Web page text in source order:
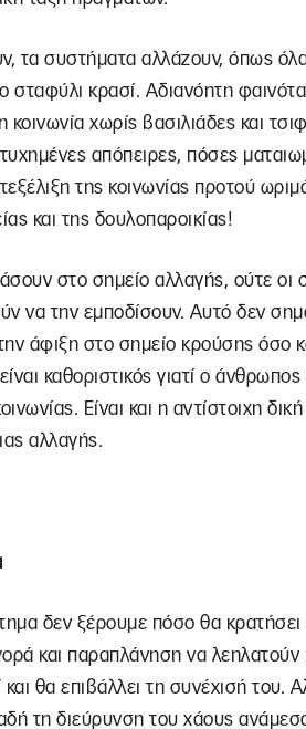
τα συστήματα αλλάζουν, όπως
το σταφύλι κρασί. Αδιανόητη
χωρίς βασιλιάδες και
απόπειρες, πόσες
της κοινωνίας προτού
και της δουλοπαροικίας!
στο σημείο αλλαγής, ούτε οι
να την εμποδίσουν. Αυτό δεν
άφιξη στο σημείο κρούσης όσο
καθοριστικός γιατί ο
Είναι και η αντίστοιχη
αλλαγής.
δεν ξέρουμε πόσο θα
και παραπλάνηση να λεηλατούν
και θα επιβάλλει τη συνέχισή του.
τη διεύρυνση του χάους